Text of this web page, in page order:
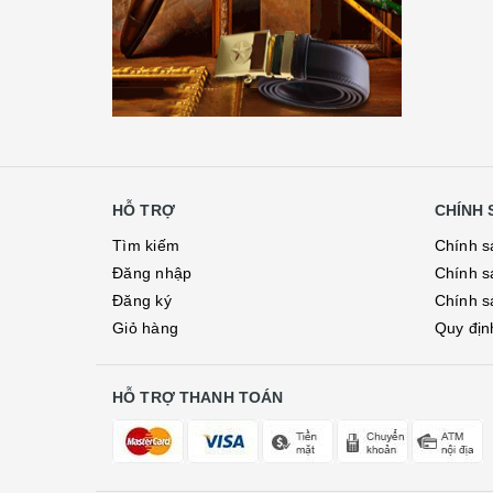
HỖ TRỢ
Tìm kiếm
Đăng nhập
Đăng ký
Giỏ hàng
CHÍNH
Chính
Chính
Chính
Quy
HỖ TRỢ THANH TOÁN